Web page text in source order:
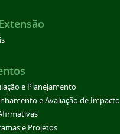
e Planejamento
e Avaliação de Impacto
e Projetos